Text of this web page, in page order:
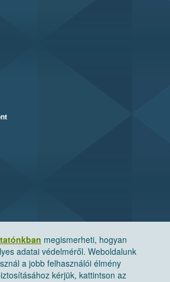
megismerheti, hogyan
adatai védelméről. Weboldalunk
a jobb felhasználói élmény
kérjük, kattintson az